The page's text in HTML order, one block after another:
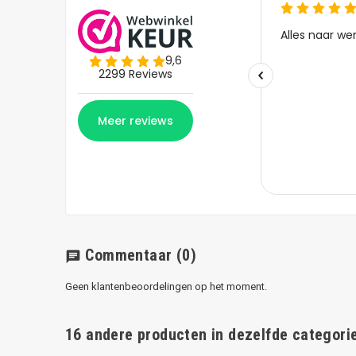
chat Commentaar (0)
Geen klantenbeoordelingen op het moment.
16 andere producten in dezelfde